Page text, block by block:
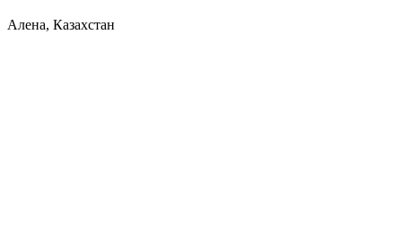
Алена, Казахстан